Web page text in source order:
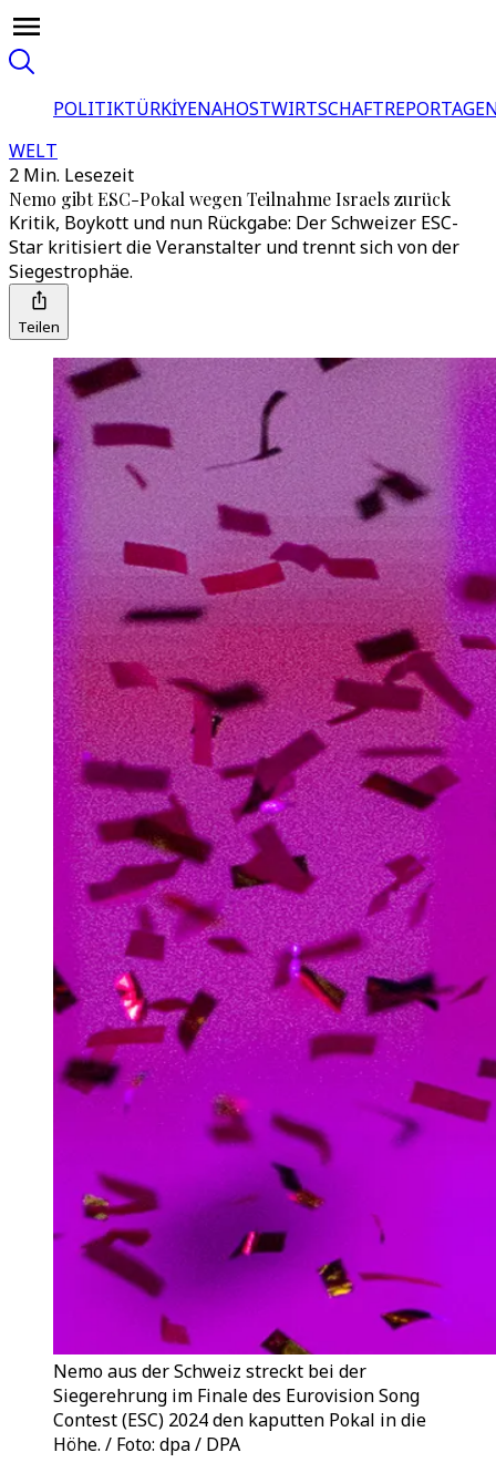
POLITIKTÜRKİYENAHOSTWIRTSCHAFT
WELT
2 Min. Lesezeit
Nemo gibt ESC-Pokal wegen Teilnahme Israels zurück
Kritik, Boykott und nun Rückgabe: Der Schweizer ESC-
Star kritisiert die Veranstalter und trennt sich von der
Siegestrophäe.
Teilen
Nemo aus der Schweiz streckt bei der
Siegerehrung im Finale des Eurovision Song
Contest (ESC) 2024 den kaputten Pokal in die
Höhe. / Foto: dpa / DPA